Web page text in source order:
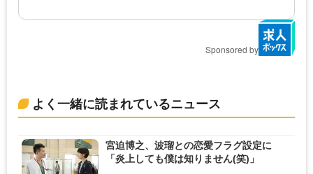
Sponsored by
よく一緒に読まれているニュース
宮迫博之、波瑠との恋愛フラグ設定に
「炎上しても僕は知りません(笑)」